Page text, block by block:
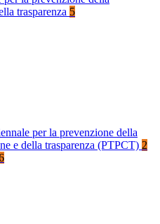
trasparenza 5
per la prevenzione della
e della trasparenza (PTPCT) 2